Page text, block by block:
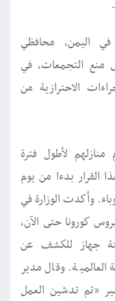
اليمن، محافظي
منع التجمعات، في
الاحترازية من
منازلهم لأطول فترة
القرار بدءا من يوم
وأكدت الوزارة في
كورونا حتى الآن،
جهاز للكشف عن
وقال مدير
”تم تدشين العمل